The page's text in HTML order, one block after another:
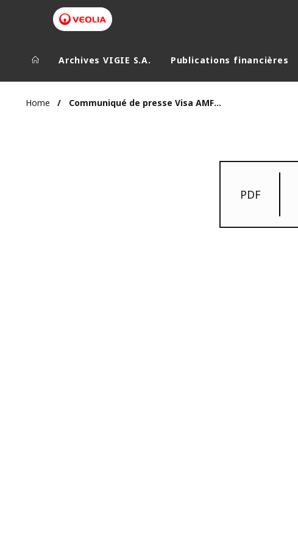
Archives VIGIE S.A. Publications financières
Home Communiqué de presse Visa AMF SUEZ Environnement 16 juin 2008 16 juin 2008
PDF